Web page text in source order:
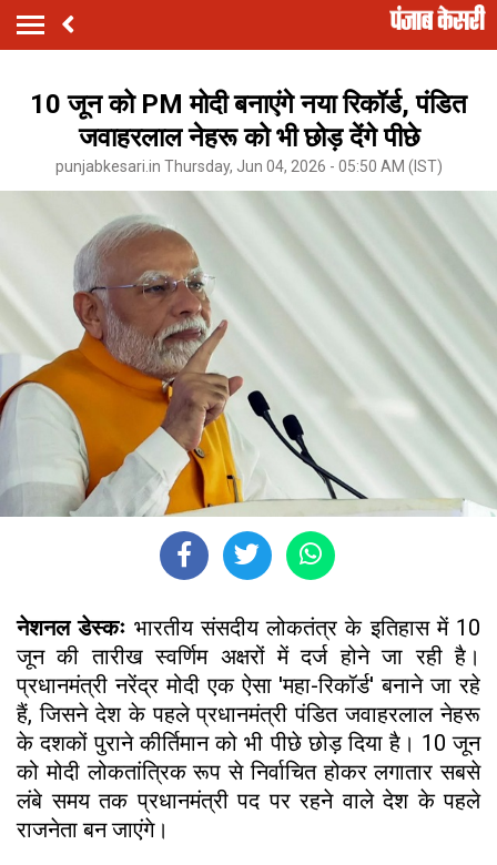
10 जून को PM मोदी बनाएंगे नया रिकॉर्ड, पंडित
जवाहरलाल नेहरू को भी छोड़ देंगे पीछे
punjabkesari.in Thursday, Jun 04, 2026 - 05:50 AM (IST)
नेशनल डेस्कः भारतीय संसदीय लोकतंत्र के इतिहास में 10
जून की तारीख स्वर्णिम अक्षरों में दर्ज होने जा रही है।
प्रधानमंत्री नरेंद्र मोदी एक ऐसा 'महा-रिकॉर्ड' बनाने जा रहे
हैं, जिसने देश के पहले प्रधानमंत्री पंडित जवाहरलाल नेहरू
के दशकों पुराने कीर्तिमान को भी पीछे छोड़ दिया है। 10 जून
को मोदी लोकतांत्रिक रूप से निर्वाचित होकर लगातार सबसे
लंबे समय तक प्रधानमंत्री पद पर रहने वाले देश के पहले
राजनेता बन जाएंगे।